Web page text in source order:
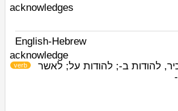
acknowledges
English-Hebrew
acknowledge
verb
להודות ב-; להודות על; לאשר